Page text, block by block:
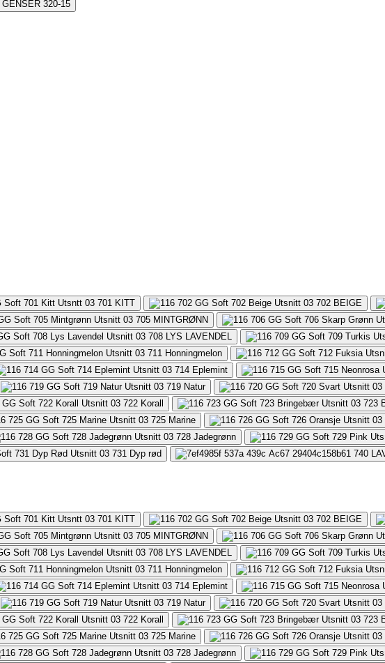
701 KITT 702 BEIGE
705 MINTGRØNN
708 LYS LAVENDEL
711 Honningmelon
714 Eplemint
719 Natur
722 Korall 723
725 Marine
728 Jadegrønn
731 Dyp rød 740
701 KITT 702 BEIGE
705 MINTGRØNN
708 LYS LAVENDEL
711 Honningmelon
714 Eplemint
719 Natur
722 Korall 723
725 Marine
728 Jadegrønn